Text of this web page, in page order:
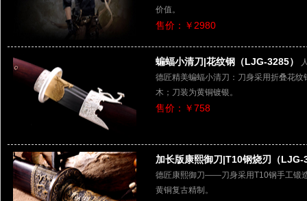
价值。
售价：￥2980
蝙蝠小清刀|花纹钢（LJG-3285）
德匠精美蝙蝠小清刀：刀身采用折叠花
木；刀装为黄铜镀银。
售价：￥758
加长版康熙御刀|T10钢烧刃（LJG-
德匠康熙御刀——刀身采用T10钢手工锻
黄铜复古精制。